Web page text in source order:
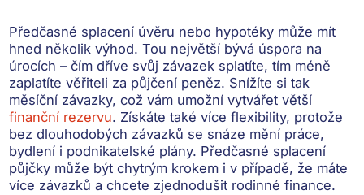
Předčasné splacení úvěru nebo hypotéky může mít
hned několik výhod. Tou největší bývá úspora na
úrocích – čím dříve svůj závazek splatíte, tím méně
zaplatíte věřiteli za půjčení peněz. Snížíte si tak
měsíční závazky, což vám umožní vytvářet větší
finanční rezervu. Získáte takévíce flexibility, protože
bez dlouhodobých závazků se snáze mění práce,
bydlení i podnikatelské plány. Předčasné splacení
půjčky může být chytrým krokem i v případě, že máte
více závazků achcete zjednodušit rodinné finance.